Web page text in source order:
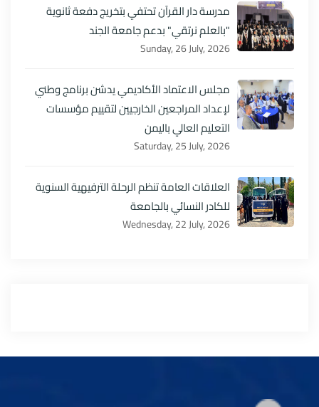
مدرسة دار القرآن تحتفي بتخريج دفعة ثانوية
"بالعلم نرتقي" بدعم جامعة الجند
Sunday, 26 July, 2026
مجلس الاعتماد الأكاديمي يدشن برنامج وطني
لإعداد المراجعين الخارجيين لتقييم مؤسسات
التعليم العالي باليمن
Saturday, 25 July, 2026
العلاقات العامة تنظم الرحلة الترفيهية السنوية
للكادر النسائي بالجامعة
Wednesday, 22 July, 2026